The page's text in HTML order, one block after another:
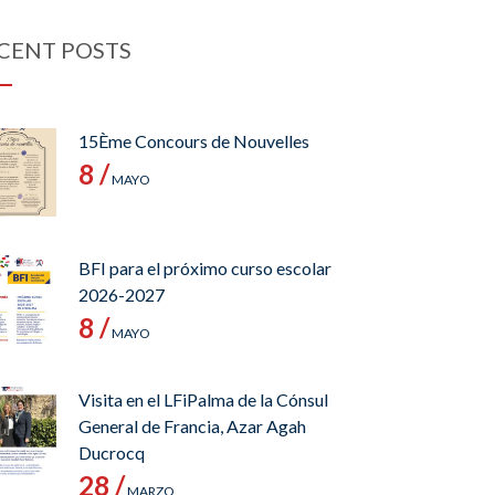
POSTS
15Ème Concours de Nouvelles
8 /MAYO
BFI para el próximo curso escolar
2026-2027
8 /MAYO
Visita en el LFiPalma de la Cónsul
General de Francia, Azar Agah
Ducrocq
28 /MARZO